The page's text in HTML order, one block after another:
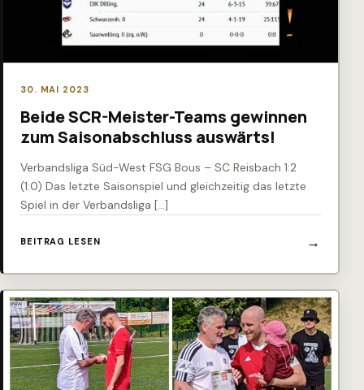
30. MAI 2023
Beide SCR-Meister-Teams gewinnen
zum Saisonabschluss auswärts!
Verbandsliga Süd-West FSG Bous – SC Reisbach 1:2
(1:0) Das letzte Saisonspiel und gleichzeitig das letzte
Spiel in der Verbandsliga […]
BEITRAG LESEN